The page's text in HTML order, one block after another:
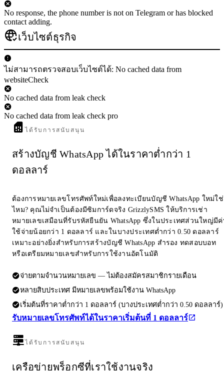
No response, the phone number is not on Telegram or has blocked
contact adding.
เว็บไซต์ธุรกิจ
ไม่สามารถตรวจสอบเว็บไซต์ได้: No cached data from
websiteCheck
No cached data from leak check
No cached data from leak check pro
ได้รับการสนับสนุน
สร้างบัญชี WhatsApp ได้ในราคาต่ำกว่า 1
ดอลลาร์
ต้องการหมายเลขโทรศัพท์ใหม่เพื่อลงทะเบียนบัญชี WhatsApp ใหม่ใช่
ไหม? คุณไม่จำเป็นต้องมีซิมการ์ดจริง GrizzlySMS ให้บริการเช่า
หมายเลขเสมือนที่รับรหัสยืนยัน WhatsApp ซึ่งในประเทศส่วนใหญ่มีค่
ใช้จ่ายน้อยกว่า 1 ดอลลาร์ และในบางประเทศต่ำกว่า 0.50 ดอลลาร์
เหมาะอย่างยิ่งสำหรับการสร้างบัญชี WhatsApp สำรอง ทดสอบบอท
หรือเตรียมหมายเลขสำหรับการใช้งานอัตโนมัติ
จ่ายตามจำนวนหมายเลข — ไม่ต้องสมัครสมาชิกรายเดือน
หลายสิบประเทศ มีหมายเลขพร้อมใช้งาน WhatsApp
เริ่มต้นที่ราคาต่ำกว่า 1 ดอลลาร์ (บางประเทศต่ำกว่า 0.50 ดอลลาร์)
รับหมายเลขโทรศัพท์ได้ในราคาเริ่มต้นที่ 1 ดอลลาร์
ได้รับการสนับสนุน
เครือข่ายพร็อกซีที่เราใช้งานจริง